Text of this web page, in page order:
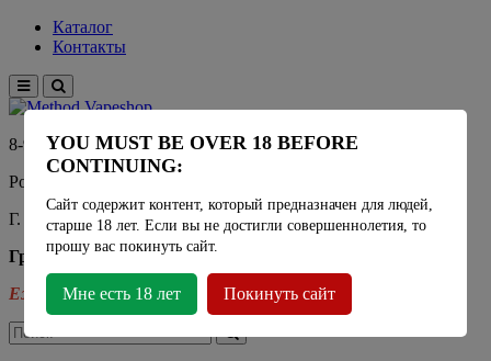
Каталог
Контакты
8-915-450-21-92
Розничный магазин Method Vapeshop
Г. Москва, улица Южнобутовская 36
График работы
Ежедневно - 11:00 - 21:00
YOU MUST BE OVER 18 BEFORE
CONTINUING:
Сайт содержит контент, который предназначен для людей,
старше 18 лет. Если вы не достигли совершеннолетия, то
прошу вас покинуть сайт.
Мне есть 18 лет Покинуть сайт